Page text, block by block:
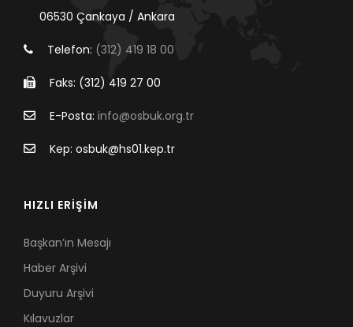
06530 Çankaya / Ankara
Telefon: (312) 419 18 00
Faks: (312) 419 27 00
E-Posta: info@osbuk.org.tr
Kep: osbuk@hs01.kep.tr
HIZLI ERİŞİM
Başkan’ın Mesajı
Haber Arşivi
Duyuru Arşivi
Kılavuzlar